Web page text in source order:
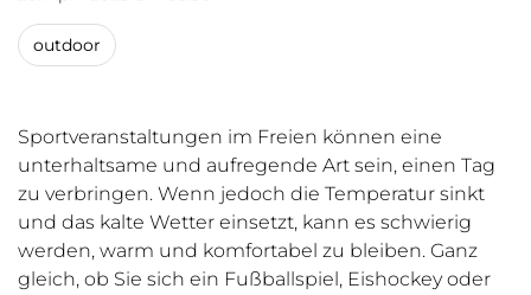
outdoor
Sportveranstaltungen im Freien können eine
unterhaltsame und aufregende Art sein, einen Tag
zu verbringen. Wenn jedoch die Temperatur sinkt
und das kalte Wetter einsetzt, kann es schwierig
werden, warm und komfortabel zu bleiben. Ganz
gleich, ob Sie sich ein Fußballspiel, Eishockey oder